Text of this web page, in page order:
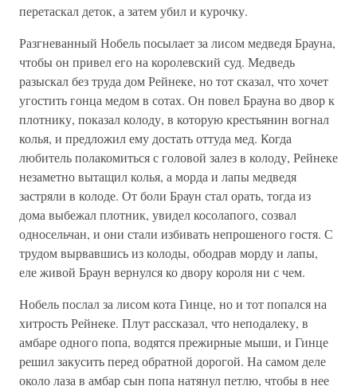
перетаскал деток, а затем убил и курочку.
Разгневанный Нобель посылает за лисом медведя Брауна,
чтобы он привел его на королевский суд. Медведь
разыскал без труда дом Рейнеке, но тот сказал, что хочет
угостить гонца медом в сотах. Он повел Брауна во двор к
плотнику, показал колоду, в которую крестьянин вогнал
колья, и предложил ему достать оттуда мед. Когда
любитель полакомиться с головой залез в колоду, Рейнеке
незаметно вытащил колья, а морда и лапы медведя
застряли в колоде. От боли Браун стал орать, тогда из
дома выбежал плотник, увидел косолапого, созвал
односельчан, и они стали избивать непрошеного гостя. С
трудом вырвавшись из колоды, ободрав морду и лапы,
еле живой Браун вернулся ко двору короля ни с чем.
Нобель послал за лисом кота Гинце, но и тот попался на
хитрость Рейнеке. Плут рассказал, что неподалеку, в
амбаре одного попа, водятся прежирные мыши, и Гинце
решил закусить перед обратной дорогой. На самом деле
около лаза в амбар сын попа натянул петлю, чтобы в нее